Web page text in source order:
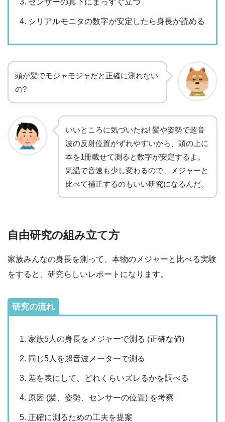
シリアルモニタの数字が安定したら身長が読める
頭が髪でモジャモジャだと正確に測れない
の?
いいところに気づいたね! 髪や姿勢で超音
波の反射位置がずれやすいから、頭の上に
本を1冊載せて測ると数字が安定するよ。
気温で音速も少し変わるので、メジャーと
比べて補正するのもいい研究になるんだ。
自由研究の組み立て方
家族みんなの身長を測って、本物のメジャーと比べる実験
をすると、研究らしいレポートになります。
研究の流れ
家族5人の身長をメジャーで測る (正確な値)
同じ5人を超音波メーターで測る
差を表にして、どれくらいズレるかを調べる
原因 (髪、姿勢、センサーの位置) を考察
正確に測るための工夫を提案